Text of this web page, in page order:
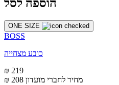
הוספה לסל
ONE SIZE
BOSS
כובע מצחייה
₪ 219
₪ 208 מחיר לחברי מועדון